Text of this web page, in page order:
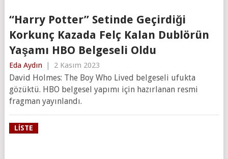
“Harry Potter” Setinde Geçirdiği
Korkunç Kazada Felç Kalan Dublörün
Yaşamı HBO Belgeseli Oldu
Eda Aydın | 2 Kasım 2023
David Holmes: The Boy Who Lived belgeseli ufukta
gözüktü. HBO belgesel yapımı için hazırlanan resmi
fragman yayınlandı.
LISTE